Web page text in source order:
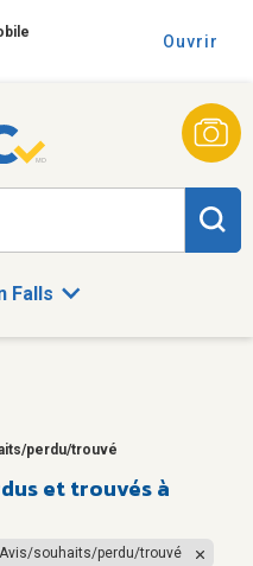
Ouvrir
Falls
perdu/trouvé
et trouvés à
Avis/souhaits/perdu/trouvé